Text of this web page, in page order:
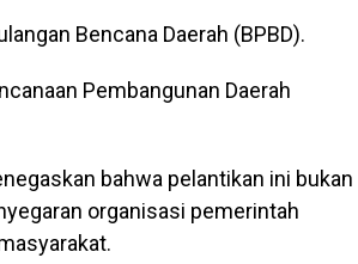
Bencana Daerah (BPBD).
Pembangunan Daerah
bahwa pelantikan ini bukan
organisasi pemerintah